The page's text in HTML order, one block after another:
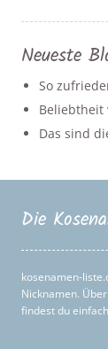
Neueste
So
Beliebtheit
Das sind
Die
kosenamen-
Nicknamen.
findest du